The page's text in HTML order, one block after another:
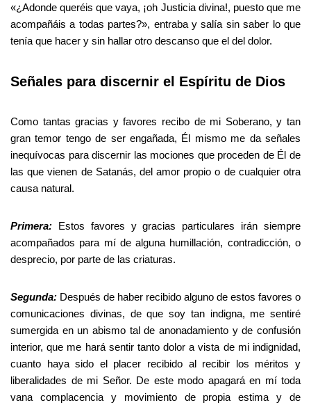
«¿Adonde queréis que vaya, ¡oh Justicia divina!, puesto que me
acompañáis a todas partes?», entraba y salía sin saber lo que
tenía que hacer y sin hallar otro descanso que el del dolor.
Señales para discernir el Espíritu de Dios
Como tantas gracias y favores recibo de mi Soberano, y tan
gran temor tengo de ser engañada, Él mismo me da señales
inequívocas para discernir las mociones que proceden de Él de
las que vienen de Satanás, del amor propio o de cualquier otra
causa natural.
Primera: Estos favores y gracias particulares irán siempre
acompañados para mí de alguna humillación, contradicción, o
desprecio, por parte de las criaturas.
Segunda: Después de haber recibido alguno de estos favores o
comunicaciones divinas, de que soy tan indigna, me sentiré
sumergida en un abismo tal de anonadamiento y de confusión
interior, que me hará sentir tanto dolor a vista de mi indignidad,
cuanto haya sido el placer recibido al recibir los méritos y
liberalidades de mi Señor. De este modo apagará en mí toda
vana complacencia y movimiento de propia estima y de